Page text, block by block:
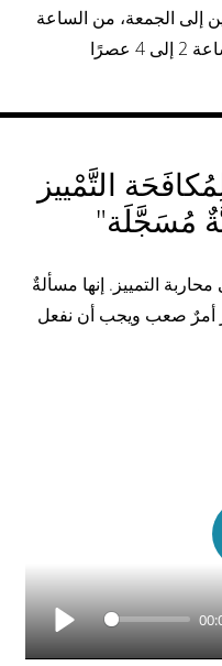
إلى الجمعة، من الساعة
التَّمْييز
مُسَجَّلَة"
التمییز. إنھا مسألةٌ
أمرٌ صعب ویجب أن نفعل
Play